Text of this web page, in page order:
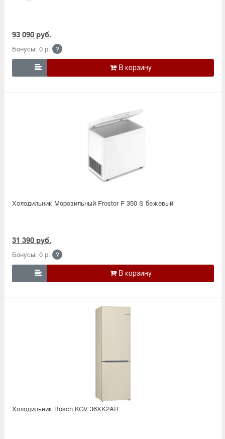
93 090 руб.
Бонусы: 0 р. ?

Холодильник Морозильный Frostor F 350 S бежевый
31 390 руб.
Бонусы: 0 р. ?

Холодильник Bosсh KGV 36XK2AR